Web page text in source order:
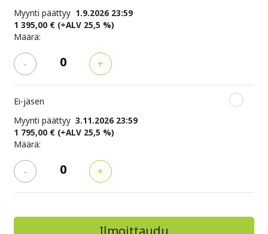
Myynti päättyy 1.9.2026 23:59
1 395,00 € (+ALV 25,5 %)
Määrä:
- +
Ei-jäsen
Myynti päättyy 3.11.2026 23:59
1 795,00 € (+ALV 25,5 %)
Määrä:
- +